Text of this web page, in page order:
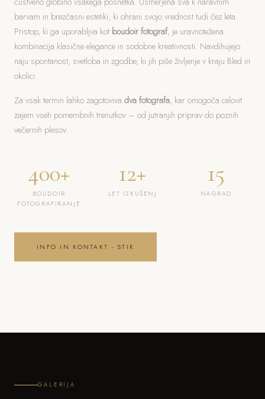
barvam in brezčasni estetiki, ki ohrani svojo vrednost tudi čez leta.
Pristop, ki ga uporabljva kot boudoir fotograf, je uravnotežena
kombinacija klasične elegance in sodobne kreativnosti. Navdihujejo
naju spontanost, svetloba in zgodbe, ki jih piše življenje v kraju Bled in
okolici.
Za vsak termin lahko zagotoviva dva fotografa, kar omogoča celovit
zajem vseh pomembnih trenutkov – od jutranjih priprav do poznih
večernih plesov.
400+
BOUDOIR
FOTOGRAFIRANJE
12+
LET IZKUŠENJ
15
NAGRAD
INFO IN KONTAKT - STIK
GALERIJA